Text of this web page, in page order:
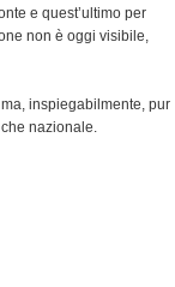
e quest’ultimo per
non è oggi visibile,
inspiegabilmente, pur
nazionale.